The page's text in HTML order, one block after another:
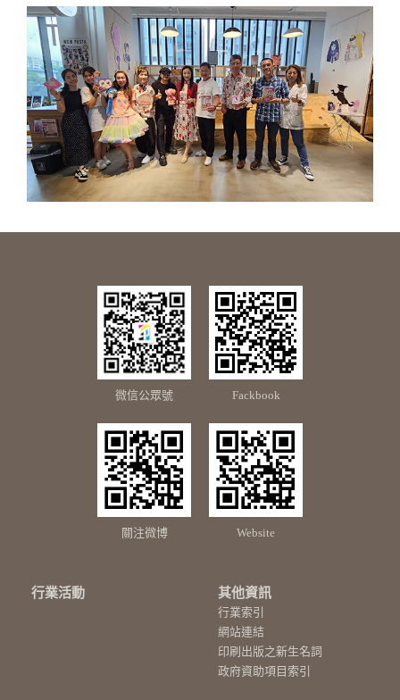
微信公眾號 Fackbook
關注微博 Website
行業活動 其他資訊
行業索引
網站連結
印刷出版之新生名詞
政府資助項目索引